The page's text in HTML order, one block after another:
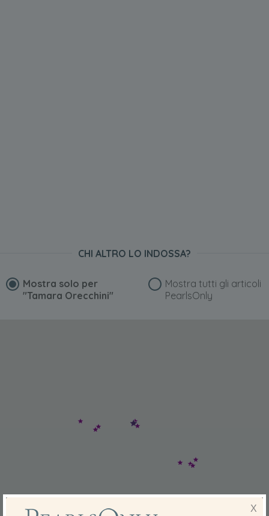
CHI ALTRO LO INDOSSA?
Mostra solo per
"Tamara Orecchini"
Mostra tutti gli articoli
PearlsOnly
X